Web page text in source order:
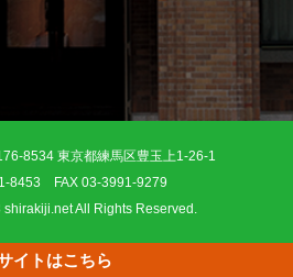
8534 東京都練馬区豊玉上1-26-1
8453 FAX 03-3991-9279
All Rights Reserved.
サイトはこちら